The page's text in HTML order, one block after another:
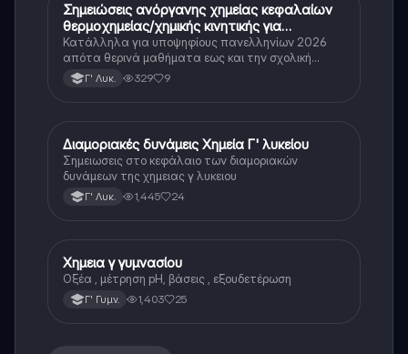
Χημεία
Σημειώσεις ανόργανης χημείας κεφαλαίων
θερμοχημείας/χημικής κινητικής για
πανελληνιες 2026
Κατάλληλα για υποψηφίους πανελληνίων 2026
απότα θερινά μαθήματα εως και την σχολική
χρονιά της Γ Λυκείου🥰
Γ' Λυκ. 329 9
Χημεία
Διαμοριακές δυνάμεις Χημεία Γ' λυκείου
Σημειωσεις στο κεφάλαιο των διαμοριακών
δυνάμεων της χημειας γ λυκειου
Γ' Λυκ. 1,445 24
Χημεία
Χημεια γ γυμνασίου
Οξέα , μέτρηση pH, βάσεις , εξουδετέρωση
Γ' Γυμν. 1,403 25